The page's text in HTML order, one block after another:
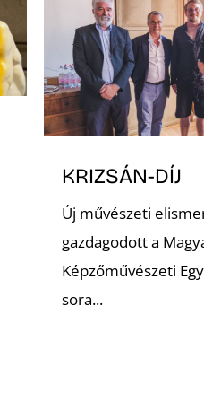
KRIZSÁN-DÍJ
Új művészeti
gazdagodott a
Képzőművészeti
sora...